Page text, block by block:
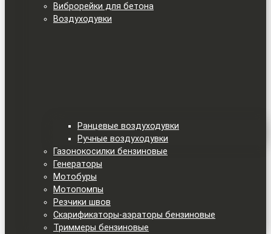
Виброрейки для бетона
Воздуходувки
Ранцевые воздуходувки
Ручные воздуходувки
Газонокосилки бензиновые
Генераторы
Мотобуры
Мотопомпы
Резчики швов
Скарификаторы-аэраторы бензиновые
Триммеры бензиновые